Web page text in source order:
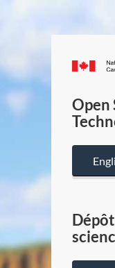
Open